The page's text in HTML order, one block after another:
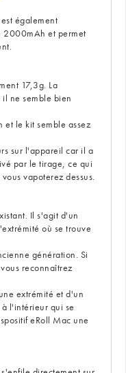
également
2000mAh et permet
17,3g. La
ne semble bien
et le kit semble assez
sur l'appareil car il a
par le tirage, ce qui
vapoterez dessus.
Il s'agit d'un
où se trouve
génération. Si
reconnaîtrez
extrémité et d'un
l'intérieur qui se
eRoll Mac une